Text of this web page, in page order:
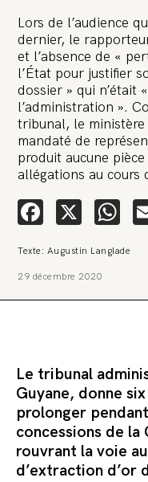
Lors de l’audience
dernier, le
et l’absence de «
l’État pour justifier
dossier » qui n’était
l’administration ».
tribunal, le ministère
mandaté de
produit aucune
allégations au cours
X
Texte: Augustin Langlade
29 décembre 2020
Le tribunal
Guyane, donne
prolonger
concessions de la
rouvrant la voie
d’extraction d’or
🚨 L’heure est
Relève et La
🔥 Le groupe Pierre
attaque en justice. Vous
Une procédure bâillon.
l’anonymat d’un habitant
veut nous faire taire. Cette
aujourd’hui une grande